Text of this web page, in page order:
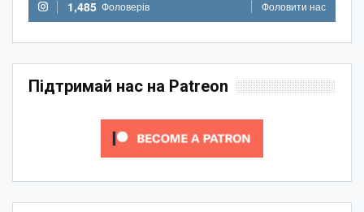
1,485 Фоловерів Фоловити нас
Підтримай нас на Patreon